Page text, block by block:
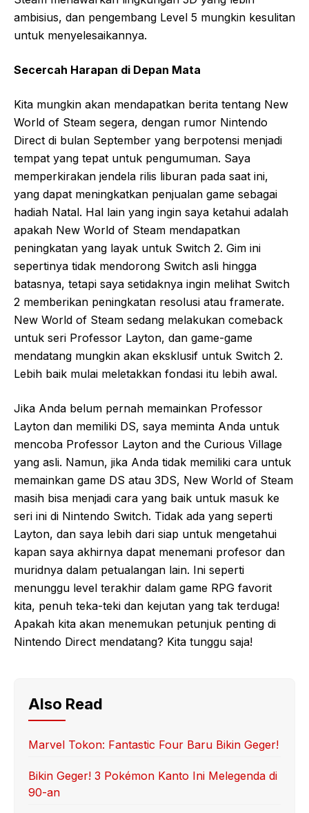
ambisius, dan pengembang Level 5 mungkin kesulitan
untuk menyelesaikannya.
Secercah Harapan di Depan Mata
Kita mungkin akan mendapatkan berita tentang New
World of Steam segera, dengan rumor Nintendo
Direct di bulan September yang berpotensi menjadi
tempat yang tepat untuk pengumuman. Saya
memperkirakan jendela rilis liburan pada saat ini,
yang dapat meningkatkan penjualan game sebagai
hadiah Natal. Hal lain yang ingin saya ketahui adalah
apakah New World of Steam mendapatkan
peningkatan yang layak untuk Switch 2. Gim ini
sepertinya tidak mendorong Switch asli hingga
batasnya, tetapi saya setidaknya ingin melihat Switch
2 memberikan peningkatan resolusi atau framerate.
New World of Steam sedang melakukan comeback
untuk seri Professor Layton, dan game-game
mendatang mungkin akan eksklusif untuk Switch 2.
Lebih baik mulai meletakkan fondasi itu lebih awal.
Jika Anda belum pernah memainkan Professor
Layton dan memiliki DS, saya meminta Anda untuk
mencoba Professor Layton and the Curious Village
yang asli. Namun, jika Anda tidak memiliki cara untuk
memainkan game DS atau 3DS, New World of Steam
masih bisa menjadi cara yang baik untuk masuk ke
seri ini di Nintendo Switch. Tidak ada yang seperti
Layton, dan saya lebih dari siap untuk mengetahui
kapan saya akhirnya dapat menemani profesor dan
muridnya dalam petualangan lain. Ini seperti
menunggu level terakhir dalam game RPG favorit
kita, penuh teka-teki dan kejutan yang tak terduga!
Apakah kita akan menemukan petunjuk penting di
Nintendo Direct mendatang? Kita tunggu saja!
Also Read
Marvel Tokon: Fantastic Four Baru Bikin Geger!
Bikin Geger! 3 Pokémon Kanto Ini Melegenda di
90-an